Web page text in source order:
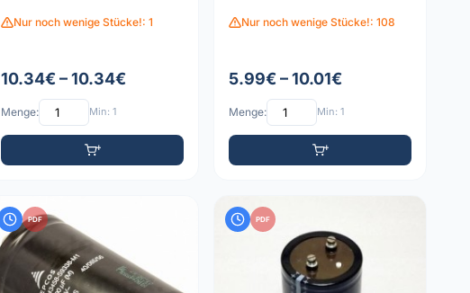
Nur noch wenige Stücke!: 1
10.34€ – 10.34€
Menge: Min: 1
Nur noch wenige Stücke!: 108
5.99€ – 10.01€
Menge: Min: 1
PDF PDF